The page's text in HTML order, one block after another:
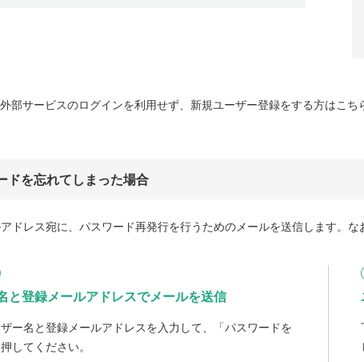
外部サービスのログインを利用せず、新規ユーザー登録をする方はこち
ドを忘れてしまった場合
ドレス宛に、パスワード再発行を行うためのメールを送信します。な
と登録メールアドレスでメールを送信
ー名と登録メールアドレスを入力して、「パスワードを
してください。